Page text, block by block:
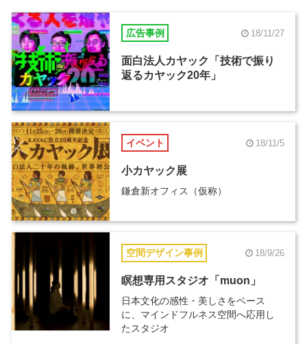
広告事例 18/11/27
面白法人カヤック「技術で振り
返るカヤック20年」
イベント 18/11/5
小カヤック展
鎌倉新オフィス（仮称）
空間デザイン事例 18/9/26
瞑想専用スタジオ「muon」
日本文化の感性・美しさをベース
に、マインドフルネス空間へ応用し
たスタジオ